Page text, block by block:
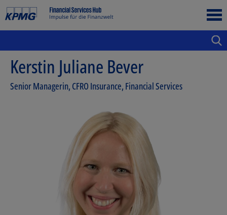
Kerstin Juliane Bever
Senior Managerin, CFRO Insurance, Financial Services